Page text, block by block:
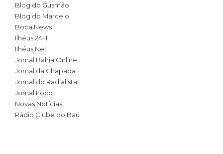
Blog do Gusmão
Blog do Marcelo
Boca News
Ilhéus 24H
Ilhéus Net
Jornal Bahia Online
Jornal da Chapada
Jornal do Radialista
Jornal Foco
Novas Notícias
Rádio Clube do Baú